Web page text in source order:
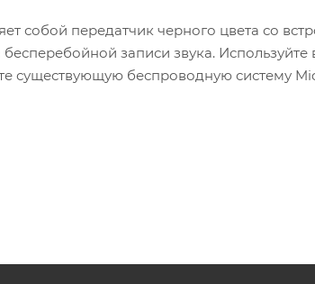
собой передатчик черного цвета со
записи звука. Используйте
существующую беспроводную систему